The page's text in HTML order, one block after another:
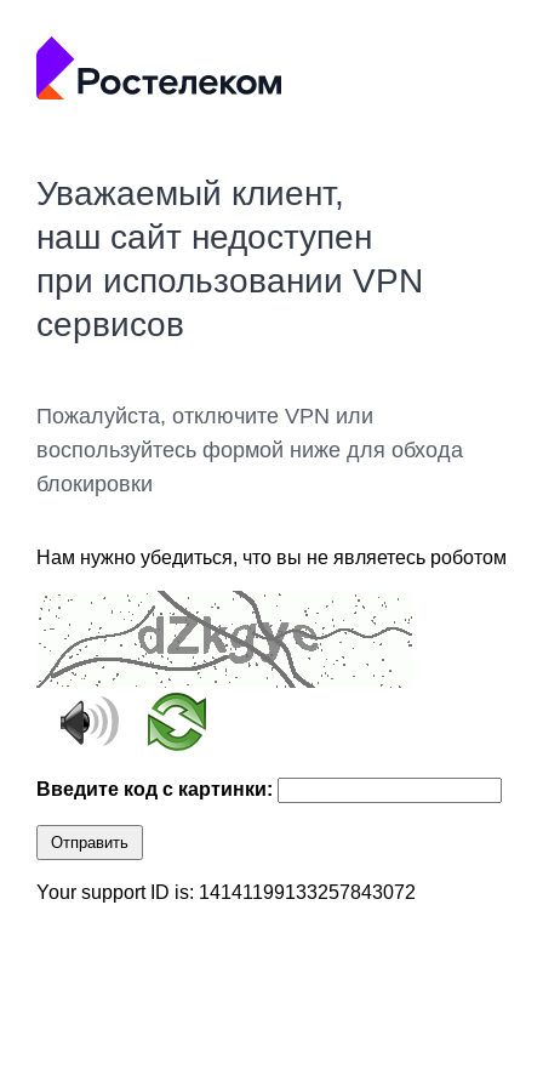
Уважаемый клиент,
наш сайт недоступен
при использовании VPN
сервисов
Пожалуйста, отключите VPN или
воспользуйтесь формой ниже для обхода
блокировки
Нам нужно убедиться, что вы не являетесь роботом
Введите код с картинки:
Отправить
Your support ID is: 14141199133257843072